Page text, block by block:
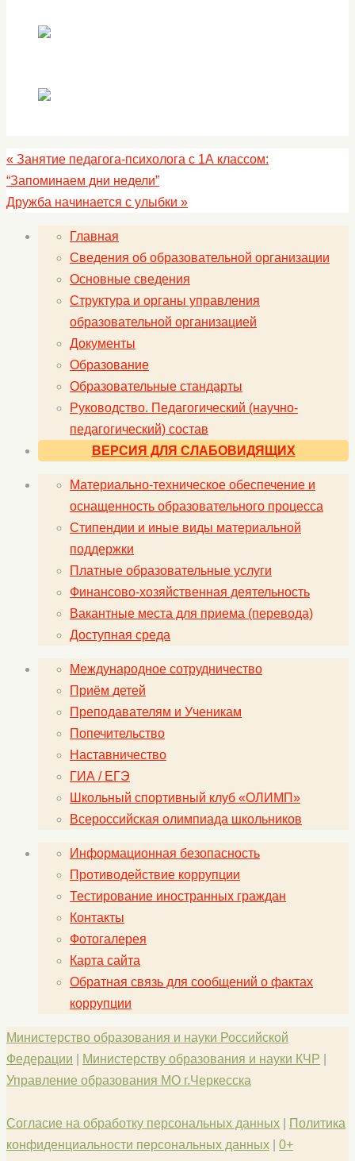
« Занятие педагога-психолога с 1А классом:
“Запоминаем дни недели”
Дружба начинается с улыбки »
Главная
Сведения об образовательной организации
Основные сведения
Структура и органы управления
образовательной организацией
Документы
Образование
Образовательные стандарты
Руководство. Педагогический (научно-
педагогический) состав
ВЕРСИЯ ДЛЯ СЛАБОВИДЯЩИХ
Материально-техническое обеспечение и
оснащенность образовательного процесса
Стипендии и иные виды материальной
поддержки
Платные образовательные услуги
Финансово-хозяйственная деятельность
Вакантные места для приема (перевода)
Доступная среда
Международное сотрудничество
Приём детей
Преподавателям и Ученикам
Попечительство
Наставничество
ГИА / ЕГЭ
Школьный спортивный клуб «ОЛИМП»
Всероссийская олимпиада школьников
Информационная безопасность
Противодействие коррупции
Тестирование иностранных граждан
Контакты
Фотогалерея
Карта сайта
Обратная связь для сообщений о фактах
коррупции
Министерство образования и науки Российской
Федерации
Министерству образования и науки КЧР
Управление образования МО г.Черкесска
Согласие на обработку персональных данных
Политика
конфиденциальности персональных данных
0+